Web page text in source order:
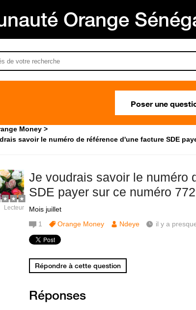
Orange
Poser une
Money
savoir le numéro de référence d'une facture SDE
Je voudrais savoir le numéro
SDE payer sur ce numéro
Mois juillet
Lecteur
1 Orange Money Ndeye il y a
Répondre à cette question
Réponses